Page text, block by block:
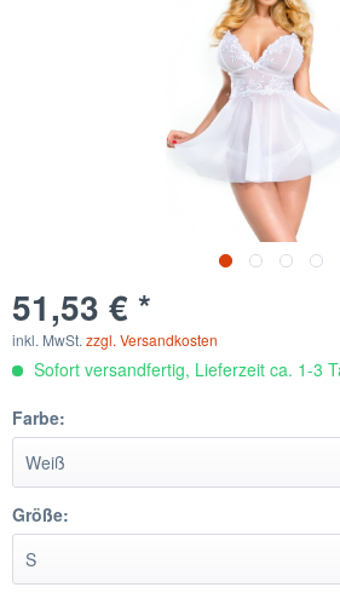
51,53 € *
inkl. MwSt. zzgl. Versandkosten
Sofort versandfertig, Lieferzeit ca. 1-3
Farbe:
Größe: